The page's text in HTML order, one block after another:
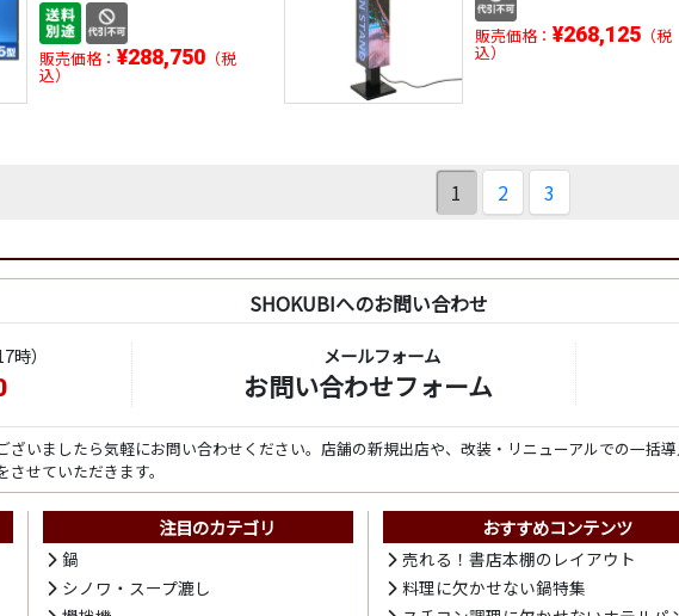
販売価格： ¥288,750 （税
込）
販売価格：¥268,125 （税
込）
1 2 3
SHOKUBIへのお問い合わせ
時） メールフォーム
お問い合わせフォーム
ざいましたら気軽にお問い合わせください。店舗の新規出店や、改装・リニューアルでの一括
せていただきます。
注目のカテゴリ
鍋
シノワ・スープ漉し
おすすめコンテンツ
売れる！書店本棚のレイアウト
料理に欠かせない鍋特集